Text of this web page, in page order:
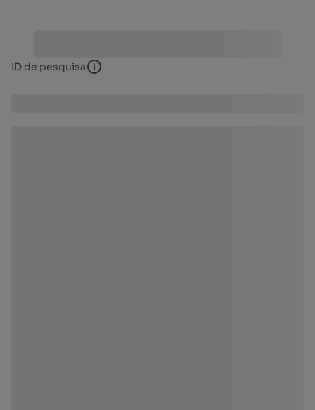
ID de pesquisa ID de pesquisa